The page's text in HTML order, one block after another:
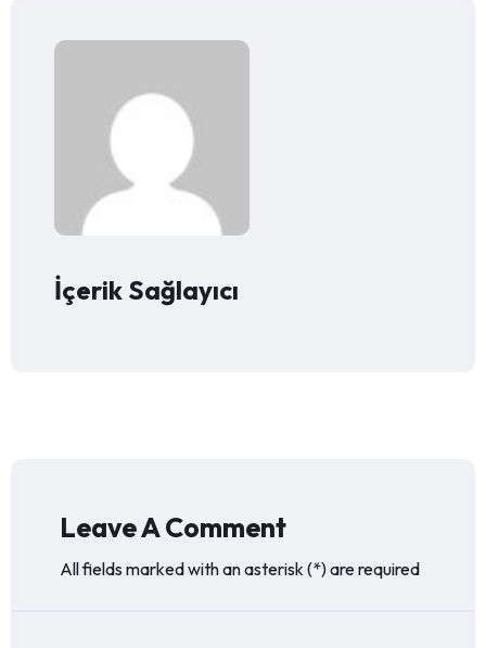
İçerik Sağlayıcı
Leave A Comment
All fields marked with an asterisk (*) are required